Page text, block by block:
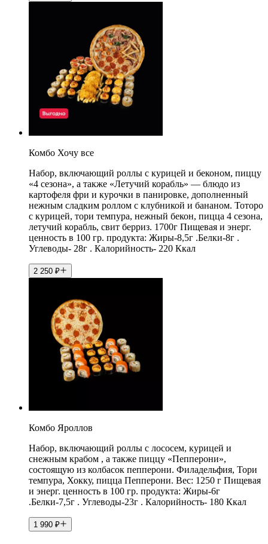
Комбо Хочу все
Набор, включающий роллы с курицей и беконом, пиццу
«4 сезона», а также «Летучий корабль» — блюдо из
картофеля фри и курочки в панировке, дополненный
нежным сладким роллом с клубникой и бананом. Тоторо
с курицей, тори темпура, нежный бекон, пицца 4 сезона,
летучий корабль, свит берриз. 1700г Пищевая и энерг.
ценность в 100 гр. продукта: Жиры-8,5г .Белки-8г .
Углеводы- 28г . Калорийность- 220 Ккал
2 250 ₽
Комбо Яроллов
Набор, включающий роллы с лососем, курицей и
снежным крабом , а также пиццу «Пепперони»,
состоящую из колбасок пепперони. Филадельфия, Тори
темпура, Хокку, пицца Пепперони. Вес: 1250 г Пищевая
и энерг. ценность в 100 гр. продукта: Жиры-6г
.Белки-7,5г . Углеводы-23г . Калорийность- 180 Ккал
1 990 ₽